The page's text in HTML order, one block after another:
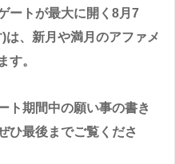
ートが最大に開く8月7
は、新月や満月のアファメ
す。
ト期間中の願い事の書き
ひ最後までご覧くださ